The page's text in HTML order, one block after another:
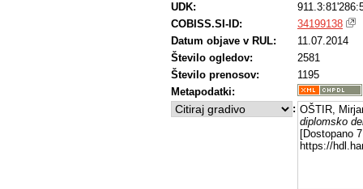
UDK:
COBISS.SI-ID:
34199138
Datum objave v RUL:
11.07.2014
Število ogledov:
2581
Število prenosov:
1195
Metapodatki:
: OŠTIR,
diplomsko
[Dostopano
https://